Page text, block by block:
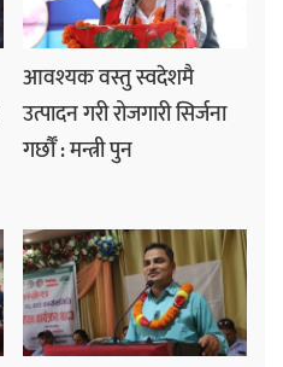
आवश्यक वस्तु स्वदेशमै
उत्पादन गरी रोजगारी सिर्जना
गर्छौँ : मन्त्री पुन